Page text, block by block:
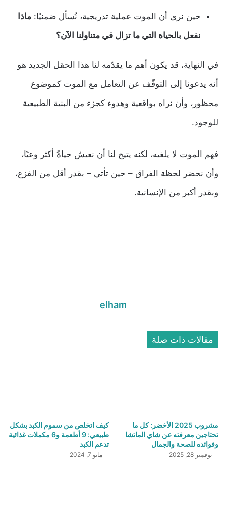
حين نرى أن الموت عملية تدريجية، نُسأل ضمنيًا: ماذا
نفعل بالحياة التي ما تزال في متناولنا الآن؟
في النهاية، قد يكون أهم ما يقدّمه لنا هذا الحقل الجديد هو
أنه يدعونا إلى التوقّف عن التعامل مع الموت كموضوع
محظور، وأن نراه بواقعية وهدوء كجزء من البنية الطبيعية
للوجود.
فهم الموت لا يلغيه، لكنه يتيح لنا أن نعيش حياةً أكثر وعيًا،
وأن نحضر لحظة الفراق – حين تأتي – بقدر أقل من الفزع،
وبقدر أكبر من الإنسانية.
elham
مقالات ذات صلة
مشروب 2025 الأخضر: كل ما
تحتاجين معرفته عن شاي الماتشا
وفوائده للصحة والجمال
نوفمبر 28, 2025
كيف اتخلص من سموم الكبد بشكل
طبيعي: 9 أطعمة و6 مكملات غذائية
تدعم الكبد
مايو 7, 2024